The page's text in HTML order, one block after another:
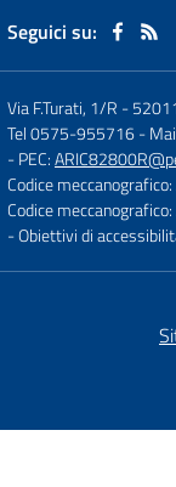
Seguici su:
Via F.Turati, 1/R -
Tel 0575-955716-
- PEC:
Codice
Codice
- Obiettivi di